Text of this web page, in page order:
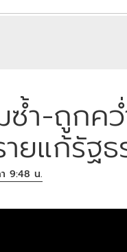
ซ้ำ-ถูกค
ยแก้รัฐ
9:48 น.